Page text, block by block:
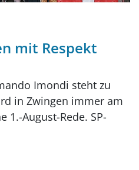
mit Respekt
Imondi steht zu
in Zwingen immer am
1.-August-Rede. SP-